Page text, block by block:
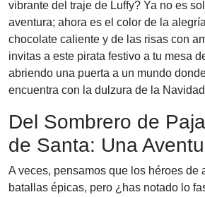
vibrante del traje de Luffy? Ya no es
aventura; ahora es el color de la
chocolate caliente y de las risas con
invitas a este pirata festivo a tu mesa
abriendo una puerta a un mundo
encuentra con la dulzura de la
Del Sombrero de
de Santa: Una
A veces, pensamos que los héroes de
batallas épicas, pero ¿has notado lo